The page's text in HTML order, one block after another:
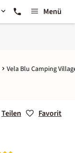
Menü
Vela Blu Camping
Teilen Favorit